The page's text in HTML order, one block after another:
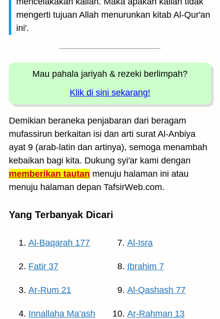
mengerti tujuan Allah menurunkan kitab Al-Qur'an
ini'.
Mau pahala jariyah & rezeki berlimpah?
Klik di sini sekarang!
Demikian beraneka penjabaran dari beragam
mufassirun berkaitan isi dan arti surat Al-Anbiya
ayat 9 (arab-latin dan artinya), semoga menambah
kebaikan bagi kita. Dukung syi'ar kami dengan
memberikan tautan menuju halaman ini atau
menuju halaman depan TafsirWeb.com.
Yang Terbanyak Dicari
Al-Baqarah 177
Fatir 37
Ar-Rum 21
Innallaha Ma’ash
Al-Isra
Ibrahim 7
Al-Qashash 77
Ar-Rahman 13